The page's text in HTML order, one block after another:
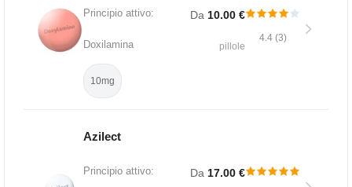
Principio attivo:
Doxilamina
10mg
Da 10.00 €
pillole
4.4 (3)
Azilect
Principio attivo: Da 17.00 €